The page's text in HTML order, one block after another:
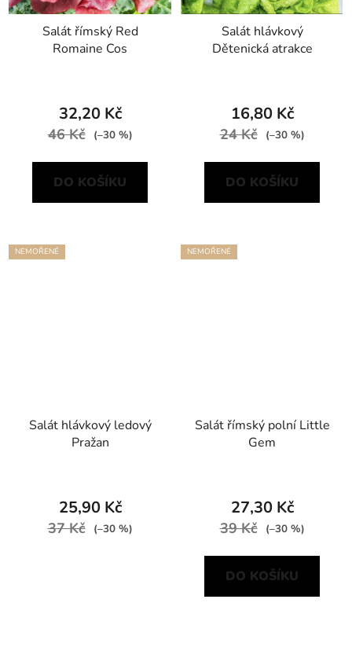
Salát římský Red
Romaine Cos
32,20 Kč
46 Kč (–30 %)
DO KOŠÍKU
Salát hlávkový
Dětenická atrakce
16,80 Kč
24 Kč (–30 %)
DO KOŠÍKU
NEMOŘENÉ
Salát hlávkový ledový
Pražan
25,90 Kč
37 Kč (–30 %)
NEMOŘENÉ
Salát římský polní Little
Gem
27,30 Kč
39 Kč (–30 %)
DO KOŠÍKU